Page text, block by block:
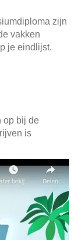
zijn
vakken
je eindlijst.
op bij de
is